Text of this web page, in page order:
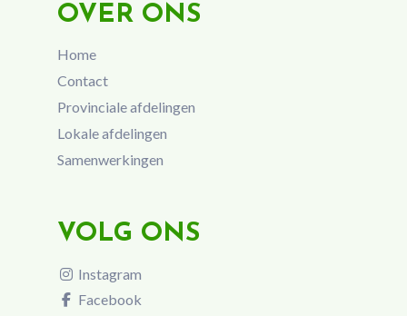
OVER ONS
Home
Contact
Provinciale afdelingen
Lokale afdelingen
Samenwerkingen
VOLG ONS
Instagram
Facebook